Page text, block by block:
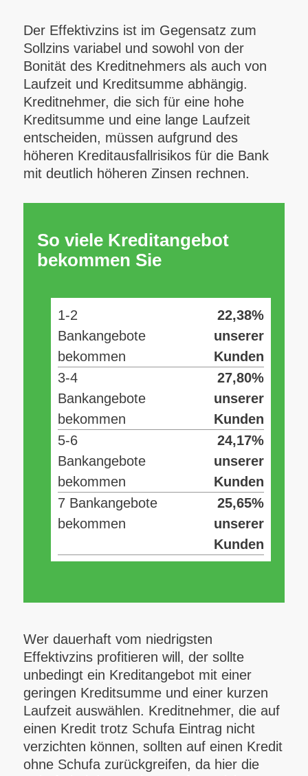
Der Effektivzins ist im Gegensatz zum
Sollzins variabel und sowohl von der
Bonität des Kreditnehmers als auch von
Laufzeit und Kreditsumme abhängig.
Kreditnehmer, die sich für eine hohe
Kreditsumme und eine lange Laufzeit
entscheiden, müssen aufgrund des
höheren Kreditausfallrisikos für die Bank
mit deutlich höheren Zinsen rechnen.
So viele Kreditangebot
bekommen Sie
1-2
Bankangebote
bekommen
22,38%
unserer
Kunden
3-4
Bankangebote
bekommen
27,80%
unserer
Kunden
5-6
Bankangebote
bekommen
24,17%
unserer
Kunden
7 Bankangebote
bekommen
25,65%
unserer
Kunden
Wer dauerhaft vom niedrigsten
Effektivzins profitieren will, der sollte
unbedingt ein Kreditangebot mit einer
geringen Kreditsumme und einer kurzen
Laufzeit auswählen. Kreditnehmer, die auf
einen Kredit trotz Schufa Eintrag nicht
verzichten können, sollten auf einen Kredit
ohne Schufa zurückgreifen, da hier die